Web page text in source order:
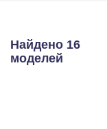
Найдено 16
моделей